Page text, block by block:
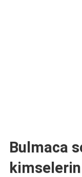
Bulmaca